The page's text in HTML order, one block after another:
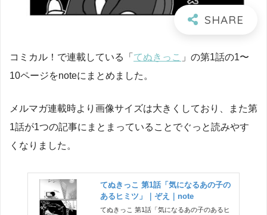
コミカル！で連載している「てぬきっこ 」の第1話の1〜
10ページをnoteにまとめました。
メルマガ連載時より画像サイズは大きくしており、また第
1話が1つの記事にまとまっていることでぐっと読みやす
くなりました。
てぬきっこ 第1話「気になるあの子の
あるヒミツ」｜ぞえ｜note
てぬきっこ 第1話「気になるあの子のあるヒ